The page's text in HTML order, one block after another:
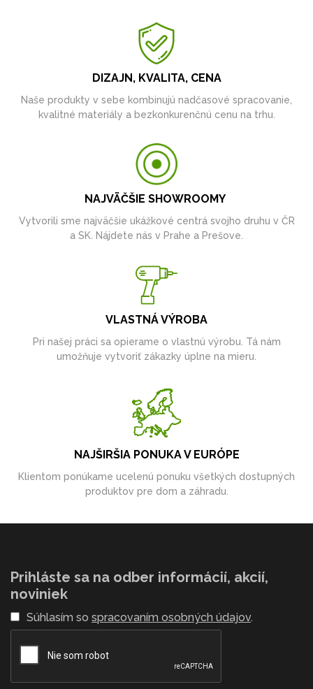
DIZAJN, KVALITA, CENA
Naše produkty v sebe kombinujú nadčasové spracovanie,
kvalitné materiály a bezkonkurenčnú cenu na trhu.
NAJVÄČŠIE SHOWROOMY
Vytvorili sme najväčšie ukážkové centrá svojho druhu v ČR
a SK. Nájdete nás v Prahe a Prešove.
VLASTNÁ VÝROBA
Pri našej práci sa opierame o vlastnú výrobu. Tá nám
umožňuje vytvoriť zákazky úplne na mieru.
NAJŠIRŠIA PONUKA V EURÓPE
Klientom ponúkame ucelenú ponuku všetkých dostupných
produktov pre dom a záhradu.
Prihláste sa na odber informácií, akcií,
noviniek
Súhlasím so spracovaním osobných údajov.